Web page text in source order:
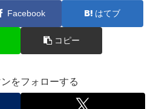
Facebook はてブ
コピー
をフォローする